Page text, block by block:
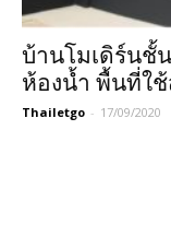
บ้านโมเดิร์นชั้
ห้องน้ำ พื้นที่ใช้
Thailetgo - 17/09/2020